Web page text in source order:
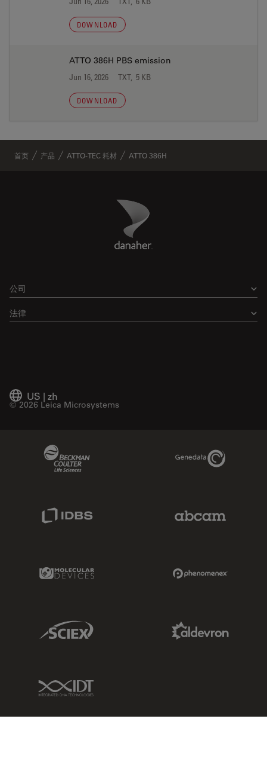
DOWNLOAD
ATTO 386H PBS emission
Jun 16, 2026 TXT, 5 KB
DOWNLOAD
首页 产品 ATTO-TEC 耗材 ATTO 386H
Danaher Logo
公司
法律
US | zh
© 2026 Leica Microsystems
Genedata Link
Molecular Devices Link
Sciex Link
IDT Link